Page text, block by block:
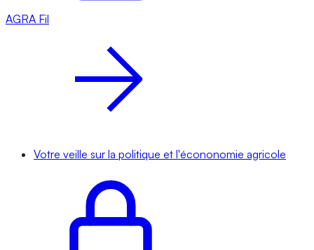
AGRA Fil
Votre veille sur la politique et l'écononomie agricole